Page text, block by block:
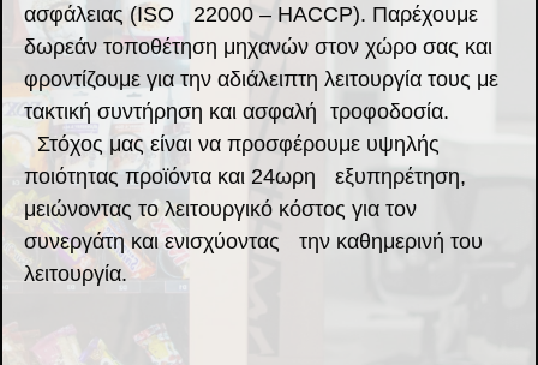
ασφάλειας (ISO 22000 – HACCP). Παρέχουμε
δωρεάν τοποθέτηση μηχανών στον χώρο σας και
φροντίζουμε για την αδιάλειπτη λειτουργία τους με
τακτική συντήρηση και ασφαλή τροφοδοσία.
Στόχος μας είναι να προσφέρουμε υψηλής
ποιότητας προϊόντα και 24ωρη εξυπηρέτηση,
μειώνοντας το λειτουργικό κόστος για τον
συνεργάτη και ενισχύοντας την καθημερινή του
λειτουργία.